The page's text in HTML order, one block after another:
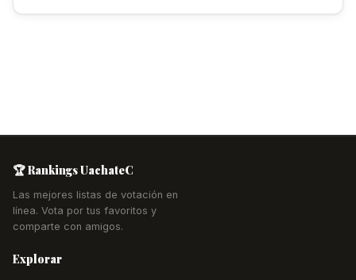
🏆 Rankings UachateC
Las mejores listas de votación en
línea. Vota por tus favoritos y
comparte con amigos.
Explorar